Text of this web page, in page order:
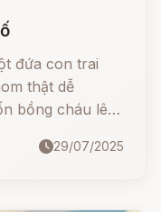
đứa con trai
thật dễ
bồng cháu lên
đứa bé lăn
29/07/2025